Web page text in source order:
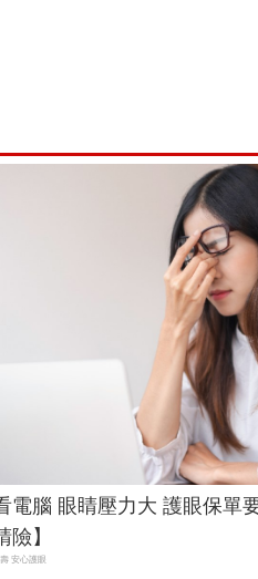
電腦 眼睛壓力大 護眼保單
險】
安心護眼